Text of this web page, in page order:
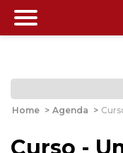
Home > Agenda >
Curso -